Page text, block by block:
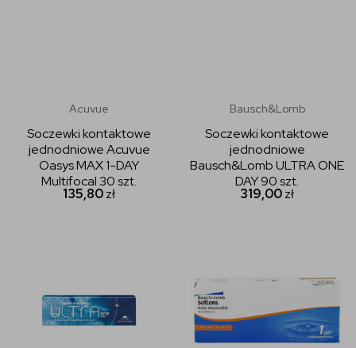
Acuvue
Soczewki kontaktowe
jednodniowe Acuvue
Oasys MAX 1-DAY
Multifocal 30 szt.
135,80zł
Bausch&Lomb
Soczewki kontaktowe
jednodniowe
Bausch&Lomb ULTRA ONE
DAY 90 szt.
319,00zł